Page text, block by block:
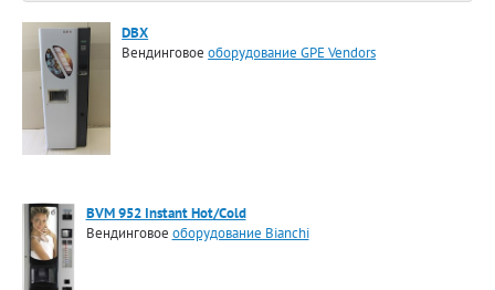
DBX
Вендинговоеоборудование GPE Vendors
BVM 952 Instant Hot/Cold
Вендинговое оборудование Bianchi